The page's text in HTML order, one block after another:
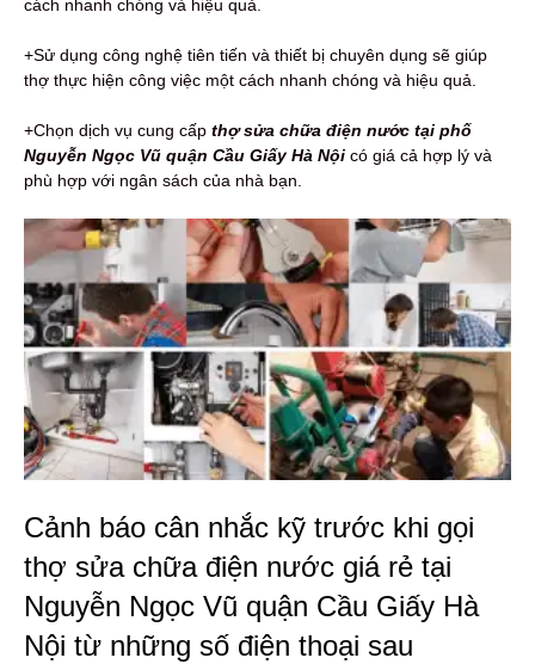
cách nhanh chóng và hiệu quả.
+Sử dụng công nghệ tiên tiến và thiết bị chuyên dụng sẽ giúp
thợ thực hiện công việc một cách nhanh chóng và hiệu quả.
+Chọn dịch vụ cung cấp thợ sửa chữa điện nước tại phố
Nguyễn Ngọc Vũ quận Cầu Giấy Hà Nội có giá cả hợp lý và
phù hợp với ngân sách của nhà bạn.
Cảnh báo cân nhắc kỹ trước khi gọi
thợ sửa chữa điện nước giá rẻ tại
Nguyễn Ngọc Vũ quận Cầu Giấy Hà
Nội từ những số điện thoại sau